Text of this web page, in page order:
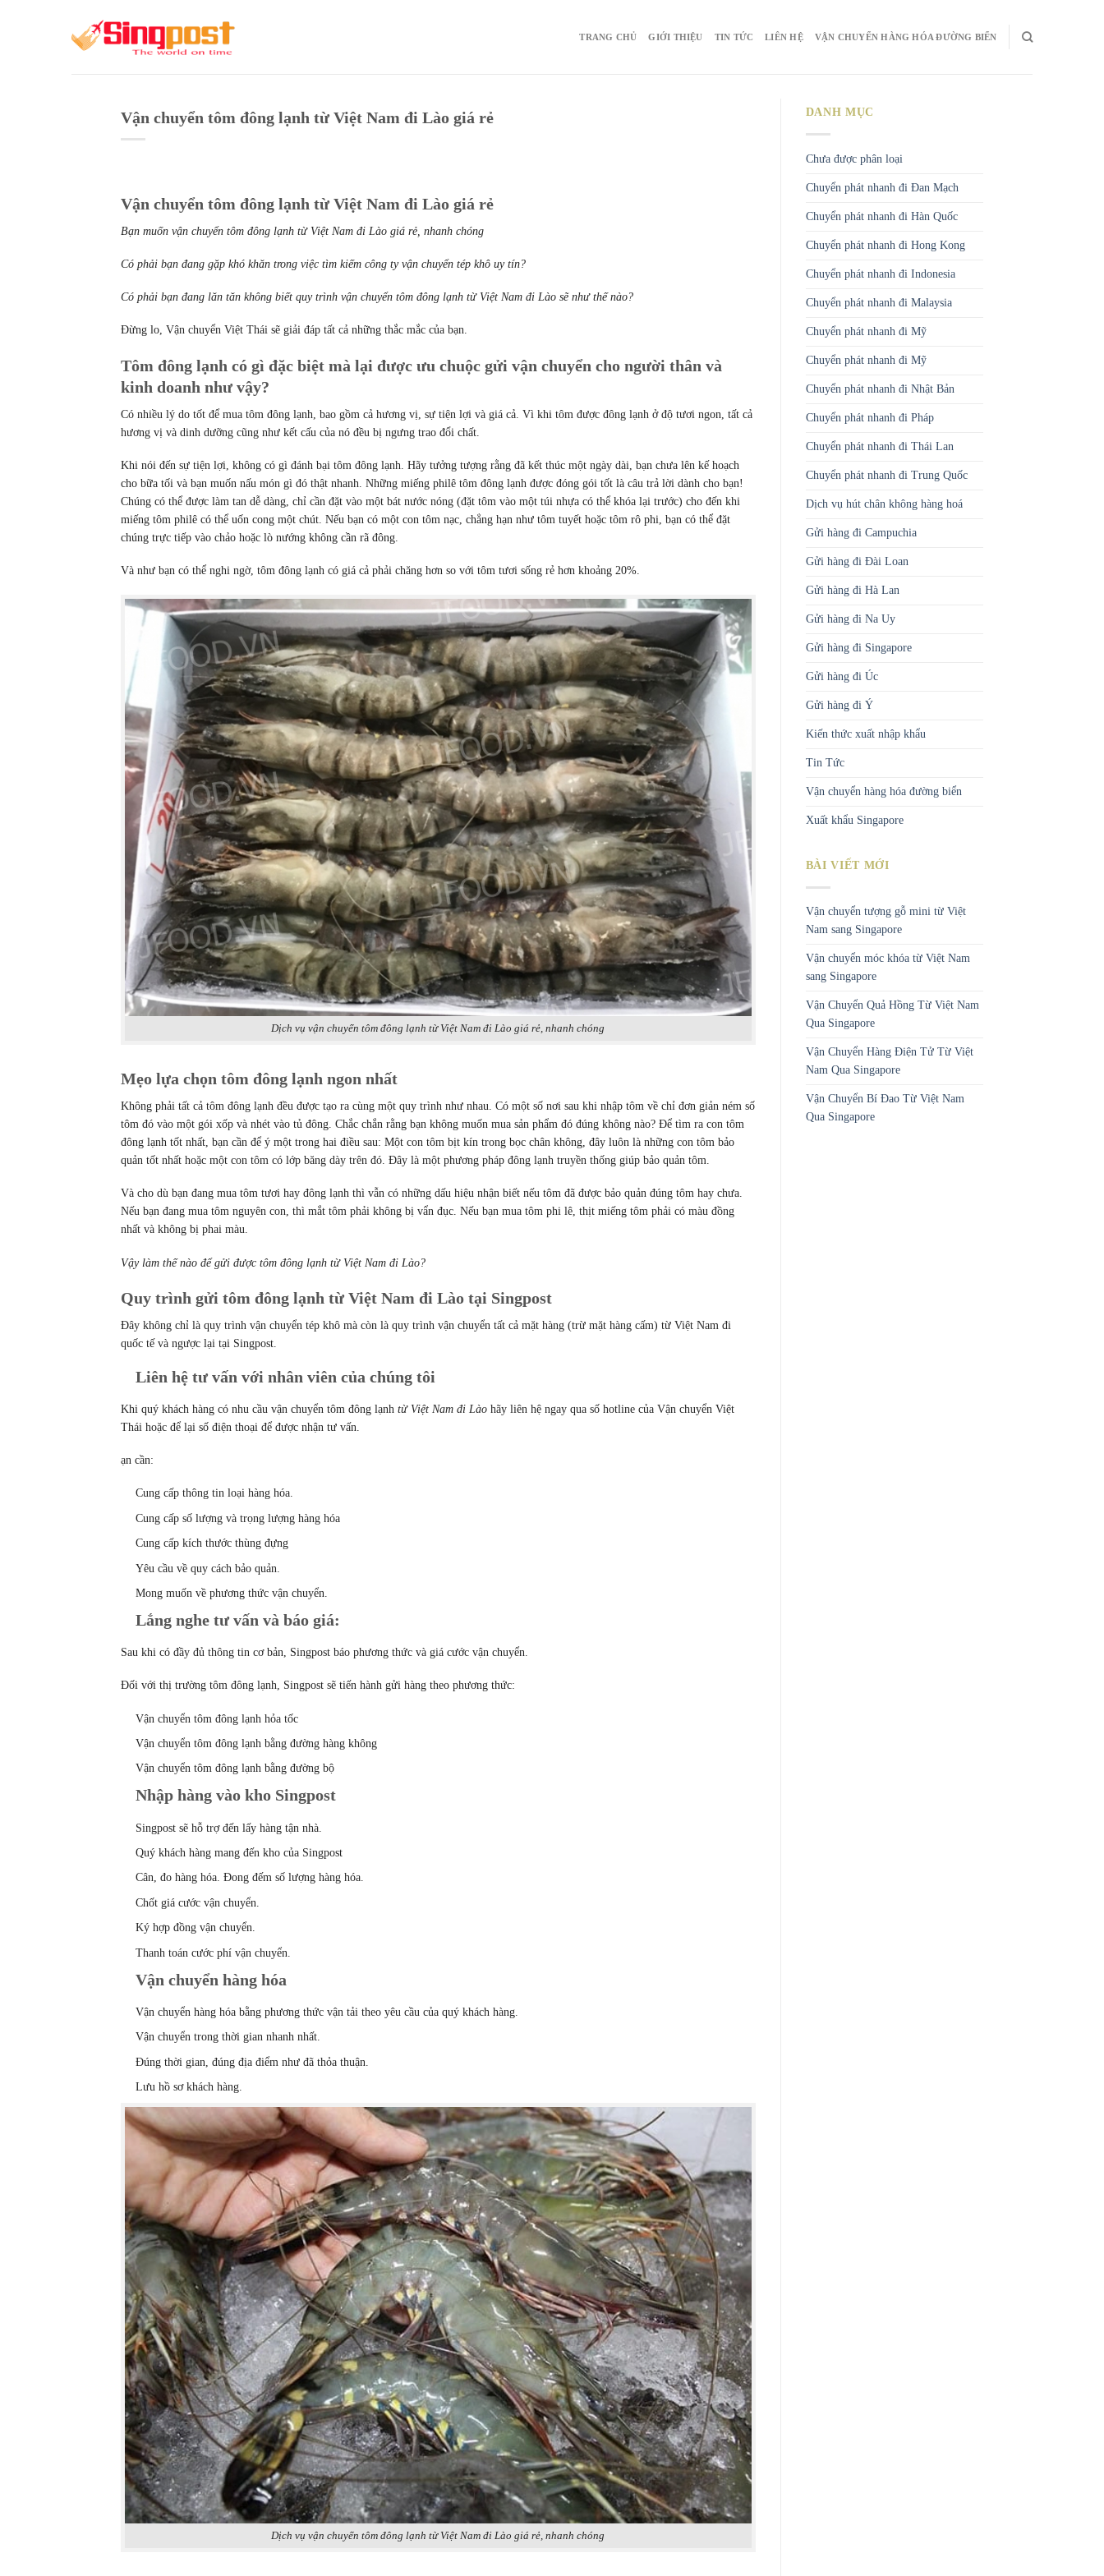
TRANG CHỦ GIỚI THIỆU TIN TỨC LIÊN HỆ VẬN CHUYỂN HÀNG HÓA ĐƯỜNG BIỂN
Vận chuyển tôm đông lạnh từ Việt Nam đi Lào giá rẻ
Vận chuyển tôm đông lạnh từ Việt Nam đi Lào giá rẻ
Bạn muốn vận chuyển tôm đông lạnh từ Việt Nam đi Lào giá rẻ, nhanh chóng
Có phải bạn đang gặp khó khăn trong việc tìm kiếm công ty vận chuyển tép khô uy tín?
Có phải bạn đang lăn tăn không biết quy trình vận chuyển tôm đông lạnh từ Việt Nam đi Lào sẽ như thế nào?
Đừng lo, Vận chuyển Việt Thái sẽ giải đáp tất cả những thắc mắc của bạn.
Tôm đông lạnh có gì đặc biệt mà lại được ưu chuộc gửi vận chuyển cho người thân và
kinh doanh như vậy?
Có nhiều lý do tốt để mua tôm đông lạnh, bao gồm cả hương vị, sự tiện lợi và giá cả. Vì khi tôm được đông lạnh ở độ tươi ngon, tất cả
hương vị và dinh dưỡng cũng như kết cấu của nó đều bị ngưng trao đổi chất.
Khi nói đến sự tiện lợi, không có gì đánh bại tôm đông lạnh. Hãy tưởng tượng rằng đã kết thúc một ngày dài, bạn chưa lên kế hoạch
cho bữa tối và bạn muốn nấu món gì đó thật nhanh. Những miếng philê tôm đông lạnh được đóng gói tốt là câu trả lời dành cho bạn!
Chúng có thể được làm tan dễ dàng, chỉ cần đặt vào một bát nước nóng (đặt tôm vào một túi nhựa có thể khóa lại trước) cho đến khi
miếng tôm philê có thể uốn cong một chút. Nếu bạn có một con tôm nạc, chẳng hạn như tôm tuyết hoặc tôm rô phi, bạn có thể đặt
chúng trực tiếp vào chảo hoặc lò nướng không cần rã đông.
Và như bạn có thể nghi ngờ, tôm đông lạnh có giá cả phải chăng hơn so với tôm tươi sống rẻ hơn khoảng 20%.
Dịch vụ vận chuyển tôm đông lạnh từ Việt Nam đi Lào giá rẻ, nhanh chóng
Mẹo lựa chọn tôm đông lạnh ngon nhất
Không phải tất cả tôm đông lạnh đều được tạo ra cùng một quy trình như nhau. Có một số nơi sau khi nhập tôm về chỉ đơn giản ném số
tôm đó vào một gói xốp và nhét vào tủ đông. Chắc chắn rằng bạn không muốn mua sản phẩm đó đúng không nào? Để tìm ra con tôm
đông lạnh tốt nhất, bạn cần để ý một trong hai điều sau: Một con tôm bịt kín trong bọc chân không, đây luôn là những con tôm bảo
quản tốt nhất hoặc một con tôm có lớp băng dày trên đó. Đây là một phương pháp đông lạnh truyền thống giúp bảo quản tôm.
Và cho dù bạn đang mua tôm tươi hay đông lạnh thì vẫn có những dấu hiệu nhận biết nếu tôm đã được bảo quản đúng tôm hay chưa.
Nếu bạn đang mua tôm nguyên con, thì mắt tôm phải không bị vẩn đục. Nếu bạn mua tôm phi lê, thịt miếng tôm phải có màu đồng
nhất và không bị phai màu.
Vậy làm thế nào để gửi được tôm đông lạnh từ Việt Nam đi Lào?
Quy trình gửi tôm đông lạnh từ Việt Nam đi Lào tại Singpost
Đây không chỉ là quy trình vận chuyển tép khô mà còn là quy trình vận chuyển tất cả mặt hàng (trừ mặt hàng cấm) từ Việt Nam đi
quốc tế và ngược lại tại Singpost.
Liên hệ tư vấn với nhân viên của chúng tôi
Khi quý khách hàng có nhu cầu vận chuyển tôm đông lạnh từ Việt Nam đi Lào hãy liên hệ ngay qua số hotline của Vận chuyển Việt
Thái hoặc để lại số điện thoại để được nhận tư vấn.
ạn cần:
Cung cấp thông tin loại hàng hóa.
Cung cấp số lượng và trọng lượng hàng hóa
Cung cấp kích thước thùng đựng
Yêu cầu về quy cách bảo quản.
Mong muốn về phương thức vận chuyển.
Lắng nghe tư vấn và báo giá:
Sau khi có đầy đủ thông tin cơ bản, Singpost báo phương thức và giá cước vận chuyển.
Đối với thị trường tôm đông lạnh, Singpost sẽ tiến hành gửi hàng theo phương thức:
Vận chuyển tôm đông lạnh hỏa tốc
Vận chuyển tôm đông lạnh bằng đường hàng không
Vận chuyển tôm đông lạnh bằng đường bộ
Nhập hàng vào kho Singpost
Singpost sẽ hỗ trợ đến lấy hàng tận nhà.
Quý khách hàng mang đến kho của Singpost
Cân, đo hàng hóa. Đong đếm số lượng hàng hóa.
Chốt giá cước vận chuyển.
Ký hợp đồng vận chuyển.
Thanh toán cước phí vận chuyển.
Vận chuyển hàng hóa
Vận chuyển hàng hóa bằng phương thức vận tải theo yêu cầu của quý khách hàng.
Vận chuyển trong thời gian nhanh nhất.
Đúng thời gian, đúng địa điểm như đã thỏa thuận.
Lưu hồ sơ khách hàng.
Dịch vụ vận chuyển tôm đông lạnh từ Việt Nam đi Lào giá rẻ, nhanh chóng
DANH MỤC
Chưa được phân loại
Chuyển phát nhanh đi Đan Mạch
Chuyển phát nhanh đi Hàn Quốc
Chuyển phát nhanh đi Hong Kong
Chuyển phát nhanh đi Indonesia
Chuyển phát nhanh đi Malaysia
Chuyển phát nhanh đi Mỹ
Chuyển phát nhanh đi Mỹ
Chuyển phát nhanh đi Nhật Bản
Chuyển phát nhanh đi Pháp
Chuyển phát nhanh đi Thái Lan
Chuyển phát nhanh đi Trung Quốc
Dịch vụ hút chân không hàng hoá
Gửi hàng đi Campuchia
Gửi hàng đi Đài Loan
Gửi hàng đi Hà Lan
Gửi hàng đi Na Uy
Gửi hàng đi Singapore
Gửi hàng đi Úc
Gửi hàng đi Ý
Kiến thức xuất nhập khẩu
Tin Tức
Vận chuyển hàng hóa đường biển
Xuất khẩu Singapore
BÀI VIẾT MỚI
Vận chuyển tượng gỗ mini từ Việt
Nam sang Singapore
Vận chuyển móc khóa từ Việt Nam
sang Singapore
Vận Chuyển Quả Hồng Từ Việt Nam
Qua Singapore
Vận Chuyển Hàng Điện Tử Từ Việt
Nam Qua Singapore
Vận Chuyển Bí Đao Từ Việt Nam
Qua Singapore